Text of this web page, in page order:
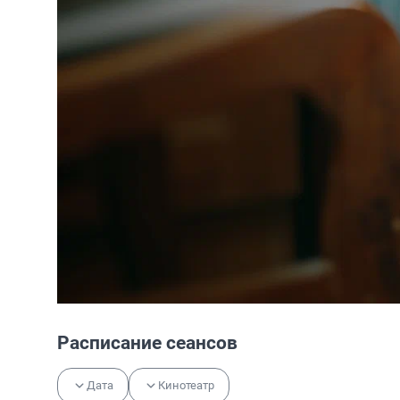
Расписание сеансов
Дата Кинотеатр